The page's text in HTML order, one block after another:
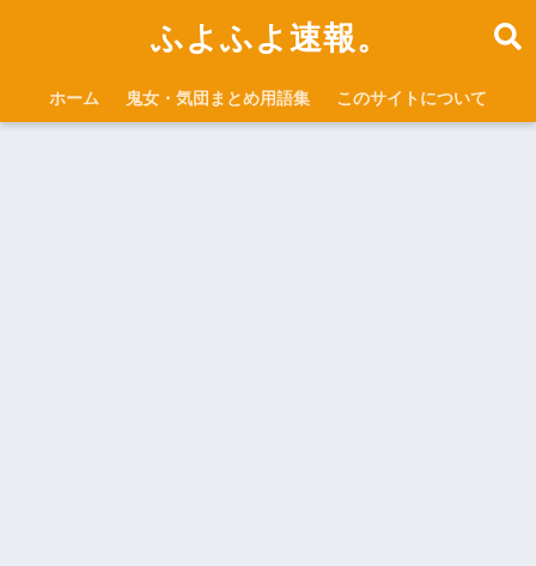
ふよふよ速報。
ホーム 鬼女・気団まとめ用語集 このサイトについて